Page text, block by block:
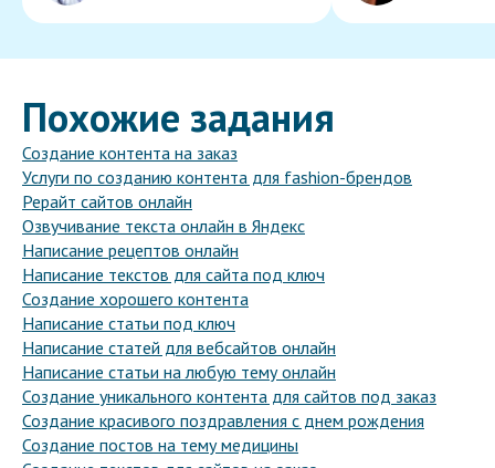
Похожие задания
Создание контента на заказ
Услуги по созданию контента для fashion-брендов
Рерайт сайтов онлайн
Озвучивание текста онлайн в Яндекс
Написание рецептов онлайн
Написание текстов для сайта под ключ
Создание хорошего контента
Написание статьи под ключ
Написание статей для вебсайтов онлайн
Написание статьи на любую тему онлайн
Создание уникального контента для сайтов под заказ
Создание красивого поздравления с днем рождения
Создание постов на тему медицины